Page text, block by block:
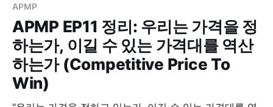
APMP
APMP EP11 정리: 우리는 가격을 정
하는가, 이길 수 있는 가격대를 역산
하는가 (Competitive Price To
Win)